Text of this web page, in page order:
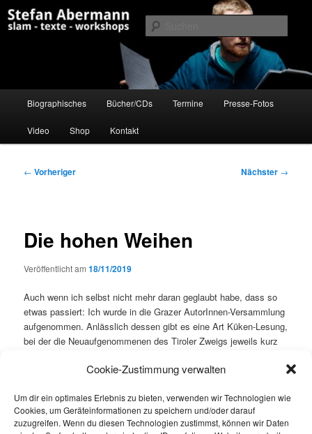
Cookie-Zustimmung verwalten
Um dir ein optimales Erlebnis zu bieten, verwenden wir Technologien wie
Cookies, um Geräteinformationen zu speichern und/oder darauf
zuzugreifen. Wenn du diesen Technologien zustimmst, können wir Daten
Zum
primären
Stefan Abermann
Poetry Slam, Workshops und Moderationen aus Innsbruck, Tirol, Österreich
Biographisches Bücher/CDs Termine Presse-Fotos
Video Shop Kontakt
Beitragsnavigation
← Vorheriger Nächster →
Die hohen Weihen
Veröffentlicht am18/11/2019
Auch wenn ich selbst nicht mehr daran geglaubt habe, dass so
etwas passiert: Ich wurde in die Grazer AutorInnen-Versammlung
aufgenommen. Anlässlich dessen gibt es eine Art Küken-Lesung,
bei der die Neuaufgenommenen des Tiroler Zweigs jeweils kurz
Buchhandlung Liber Wiederin in der Innsbrucker Erlerstraße.
Rebecca Heinrich, Siljarosa Schletterer. Es moderiert Martin
Fritz.